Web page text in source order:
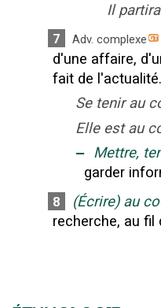
Il
7 Adv. complexe
d'une affaire,
fait de l'actualité.
Se tenir au
Elle est au
‒ Mettre,
garder
8 (Écrire) au
recherche, au fil